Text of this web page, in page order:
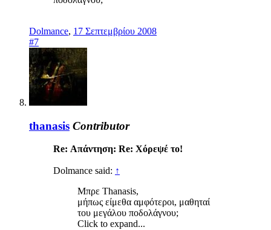
Dolmance, 17 Σεπτεμβρίου 2008
#7
thanasis Contributor
Re: Απάντηση: Re: Χόρεψέ το!
Dolmance said: ↑
Μπρε Thanasis,
μήπως είμεθα αμφότεροι, μαθηταί
του μεγάλου ποδολάγνου;
Click to expand...